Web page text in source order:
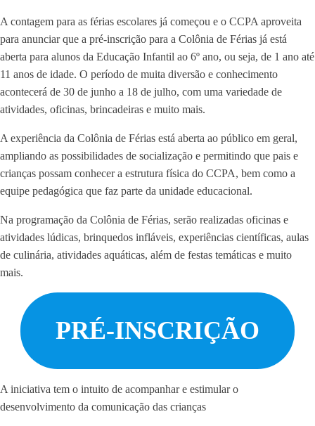
A contagem para as férias escolares já começou e o CCPA aproveita
para anunciar que a pré-inscrição para a Colônia de Férias já está
aberta para alunos da Educação Infantil ao 6º ano, ou seja, de 1 ano até
11 anos de idade. O período de muita diversão e conhecimento
acontecerá de 30 de junho a 18 de julho, com uma variedade de
atividades, oficinas, brincadeiras e muito mais.
A experiência da Colônia de Férias está aberta ao público em geral,
ampliando as possibilidades de socialização e permitindo que pais e
crianças possam conhecer a estrutura física do CCPA, bem como a
equipe pedagógica que faz parte da unidade educacional.
Na programação da Colônia de Férias, serão realizadas oficinas e
atividades lúdicas, brinquedos infláveis, experiências científicas, aulas
de culinária, atividades aquáticas, além de festas temáticas e muito
mais.
PRÉ-INSCRIÇÃO
A iniciativa tem o intuito de acompanhar e estimular o
desenvolvimento da comunicação das crianças